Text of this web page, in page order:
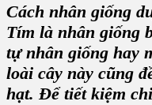
Cách nhân giống
Tím là nhân giống
tự nhân giống hay
loài cây này cũng
hạt. Để tiết kiệm